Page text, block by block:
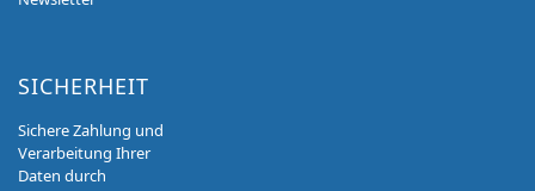
SICHERHEIT
Sichere Zahlung und
Verarbeitung Ihrer
Daten durch